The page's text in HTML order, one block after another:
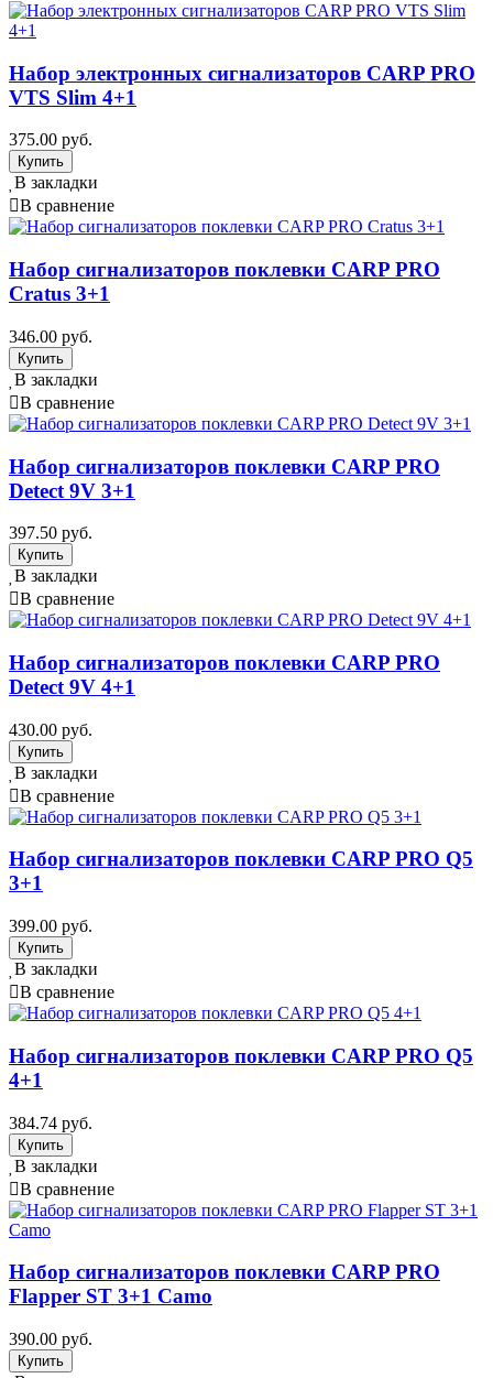
Набор электронных сигнализаторов CARP PRO
VTS Slim 4+1
375.00 руб.
В закладки
В сравнение
Набор сигнализаторов поклевки CARP PRO
Cratus 3+1
346.00 руб.
В закладки
В сравнение
Набор сигнализаторов поклевки CARP PRO
Detect 9V 3+1
397.50 руб.
В закладки
В сравнение
Набор сигнализаторов поклевки CARP PRO
Detect 9V 4+1
430.00 руб.
В закладки
В сравнение
Набор сигнализаторов поклевки CARP PRO Q5
3+1
399.00 руб.
В закладки
В сравнение
Набор сигнализаторов поклевки CARP PRO Q5
4+1
384.74 руб.
В закладки
В сравнение
Набор сигнализаторов поклевки CARP PRO
Flapper ST 3+1 Camo
390.00 руб.